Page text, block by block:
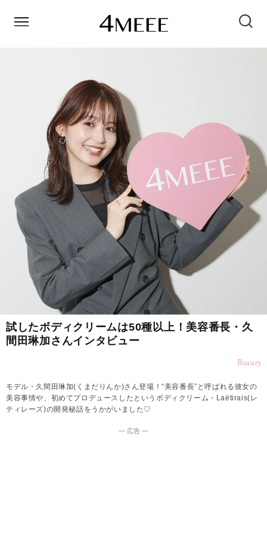
試したボディクリームは50種以上！美容番長・久
間田琳加さんインタビュー
Beauty
モデル・久間田琳加(くまだりんか)さん登場！“美容番長”と呼ばれる彼女の
美容事情や、初めてプロデュースしたというボディクリーム・Laëtirais(レ
ティレーズ)の開発秘話をうかがいました♡
― 広告 ―